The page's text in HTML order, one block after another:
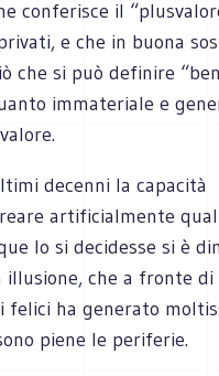
conferisce il
e che in buona
che si può definire
immateriale e
decenni la capacità
artificialmente
lo si decidesse si è
illusione, che a fronte di
felici ha generato
piene le periferie.